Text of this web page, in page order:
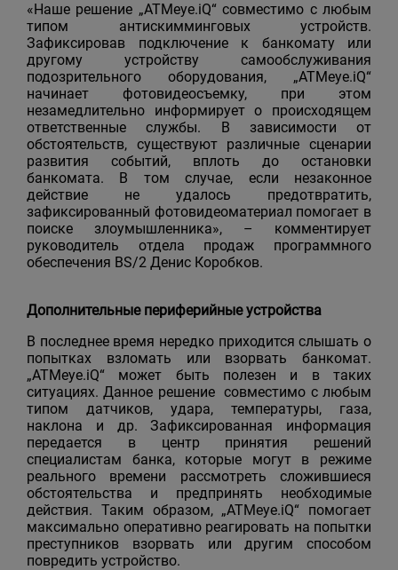
«Наше решение „ATMeye.iQ“ совместимо с любым
типом антискимминговых устройств.
Зафиксировав подключение к банкомату или
другому устройству самообслуживания
подозрительного оборудования, „ATMeye.iQ“
начинает фотовидеосъемку, при этом
незамедлительно информирует о происходящем
ответственные службы. В зависимости от
обстоятельств, существуют различные сценарии
развития событий, вплоть до остановки
банкомата. В том случае, если незаконное
действие не удалось предотвратить,
зафиксированный фотовидеоматериал помогает в
поиске злоумышленника», – комментирует
руководитель отдела продаж программного
обеспечения BS/2 Денис Коробков.
Дополнительные периферийные устройства
В последнее время нередко приходится слышать о
попытках взломать или взорвать банкомат.
„ATMeye.iQ“ может быть полезен и в таких
ситуациях. Данное решение совместимо с любым
типом датчиков, удара, температуры, газа,
наклона и др. Зафиксированная информация
передается в центр принятия решений
специалистам банка, которые могут в режиме
реального времени рассмотреть сложившиеся
обстоятельства и предпринять необходимые
действия. Таким образом, „ATMeye.iQ“ помогает
максимально оперативно реагировать на попытки
преступников взорвать или другим способом
повредить устройство.